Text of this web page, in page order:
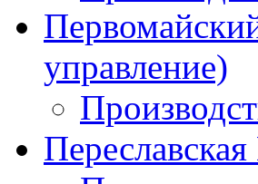
управление)